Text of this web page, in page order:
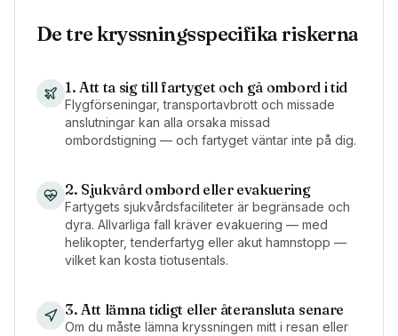
De tre kryssningsspecifika riskerna
1. Att ta sig till fartyget och gå ombord i tid
Flygförseningar, transportavbrott och missade
anslutningar kan alla orsaka missad
ombordstigning — och fartyget väntar inte på dig.
2. Sjukvård ombord eller evakuering
Fartygets sjukvårdsfaciliteter är begränsade och
dyra. Allvarliga fall kräver evakuering — med
helikopter, tenderfartyg eller akut hamnstopp —
vilket kan kosta tiotusentals.
3. Att lämna tidigt eller återansluta senare
Om du måste lämna kryssningen mitt i resan eller